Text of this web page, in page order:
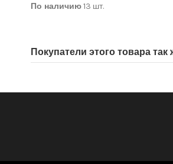
По наличию13 шт.
Покупатели этого товара